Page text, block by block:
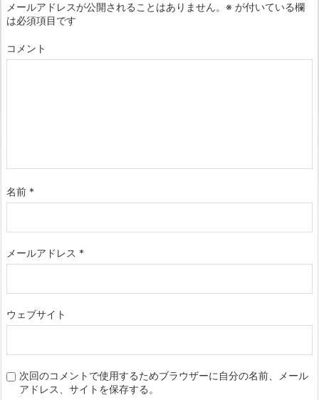
メールアドレスが公開されることはありません。 ※ が付いている欄
は必須項目です
コメント
名前 *
メールアドレス *
ウェブサイト
次回のコメントで使用するためブラウザーに自分の名前、メール
アドレス、サイトを保存する。